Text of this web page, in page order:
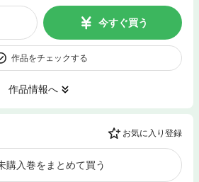
今すぐ買う
作品をチェックする
作品情報へ
お気に入り登録
購入巻をまとめて買う